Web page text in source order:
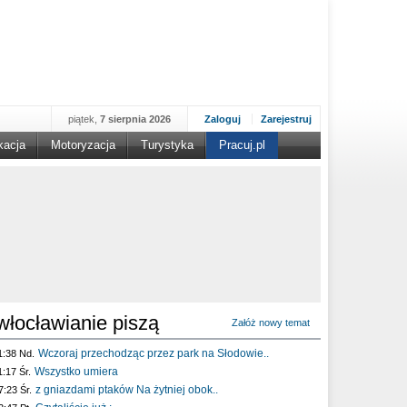
Zaloguj Zarejestruj
piątek, 7 sierpnia 2026
Motoryzacja Turystyka Pracuj.pl
piszą Załóż nowy temat
Nd. Wczoraj przechodząc przez park na Słodowie..
Śr. Wszystko umiera
Śr. z gniazdami ptaków Na żytniej obok..